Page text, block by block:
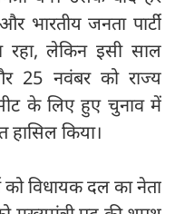
भारतीय जनता पार्टी
लेकिन इसी साल
25 नवंबर को राज्य
के लिए हुए चुनाव में
किया।
विधायक दल का नेता